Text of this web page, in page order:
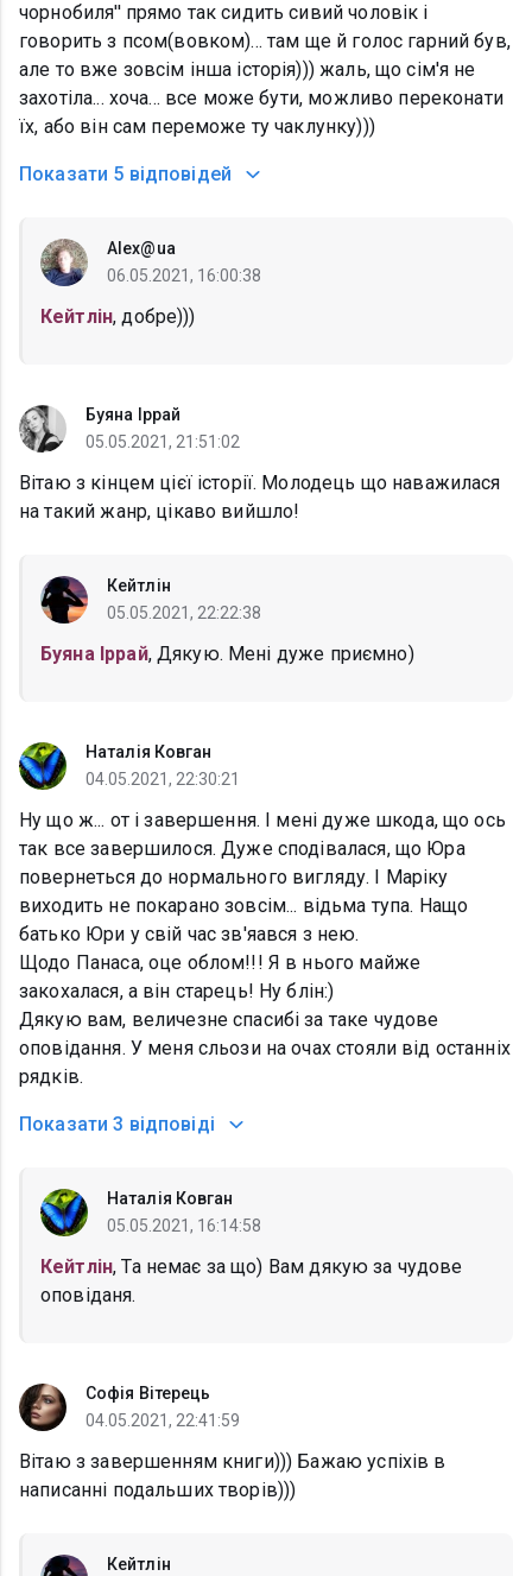
чорнобиля'' прямо так сидить сивий чоловік і
говорить з псом(вовком)... там ще й голос гарний був,
але то вже зовсім інша історія))) жаль, що сім'я не
захотіла... хоча... все може бути, можливо переконати
їх, або він сам переможе ту чаклунку)))
Показати 5 відповідей
Alex@ua
06.05.2021, 16:00:38
Кейтлін, добре)))
Буяна Іррай
05.05.2021, 21:51:02
Вітаю з кінцем цієї історії. Молодець що наважилася
на такий жанр, цікаво вийшло!
Кейтлін
05.05.2021, 22:22:38
Буяна Іррай, Дякую. Мені дуже приємно)
Наталія Ковган
04.05.2021, 22:30:21
Ну що ж... от і завершення. І мені дуже шкода, що ось
так все завершилося. Дуже сподівалася, що Юра
повернеться до нормального вигляду. І Маріку
виходить не покарано зовсім... відьма тупа. Нащо
батько Юри у свій час зв'яався з нею.
Щодо Панаса, оце облом!!! Я в нього майже
закохалася, а він старець! Ну блін:)
Дякую вам, величезне спасибі за таке чудове
оповідання. У меня сльози на очах стояли від останніх
рядків.
Показати 3 відповіді
Наталія Ковган
05.05.2021, 16:14:58
Кейтлін, Та немає за що) Вам дякую за чудове
оповіданя.
Софія Вітерець
04.05.2021, 22:41:59
Вітаю з завершенням книги))) Бажаю успіхів в
написанні подальших творів)))
Кейтлін